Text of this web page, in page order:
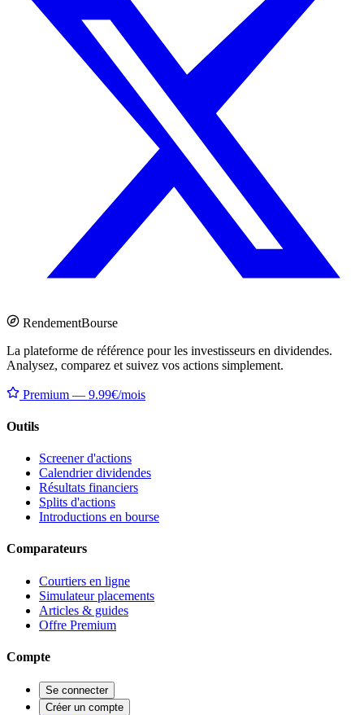
RendementBourse
La plateforme de référence pour les investisseurs en dividendes.
Analysez, comparez et suivez vos actions simplement.
Premium — 9.99€/mois
Outils
Screener d'actions
Calendrier dividendes
Résultats financiers
Splits d'actions
Introductions en bourse
Comparateurs
Courtiers en ligne
Simulateur placements
Articles & guides
Offre Premium
Compte
Se connecter
Créer un compte